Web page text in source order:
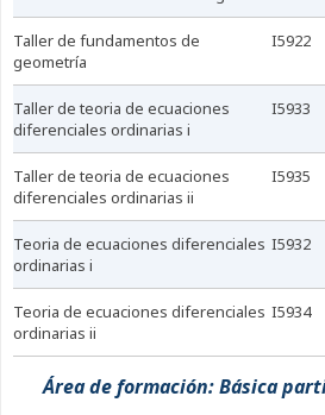
taller de fundamentos de
geometría
I5922
taller de teoria de ecuaciones
diferenciales ordinarias i
I5933
taller de teoria de ecuaciones
diferenciales ordinarias ii
I5935
teoria de ecuaciones diferenciales
ordinarias i
I5932
teoria de ecuaciones diferenciales
ordinarias ii
I5934
Área de formación: Básica